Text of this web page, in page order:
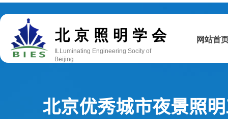
网站首
ILLuminating Engineering Socity of
Beijing
双击此处添加文字
北京优秀城市夜景照
北京照明学会